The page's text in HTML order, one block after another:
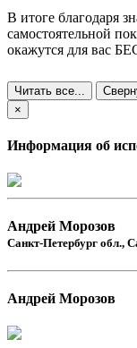
В итоге благодаря
самостоятельной
окажутся для вас
Читать все...
×
Информация об
Андрей Морозов
Санкт-Петербург обл.,
Андрей Морозов